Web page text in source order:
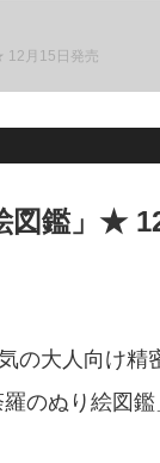
12月15日発売
図鑑」★
の大人向け
のぬり絵図